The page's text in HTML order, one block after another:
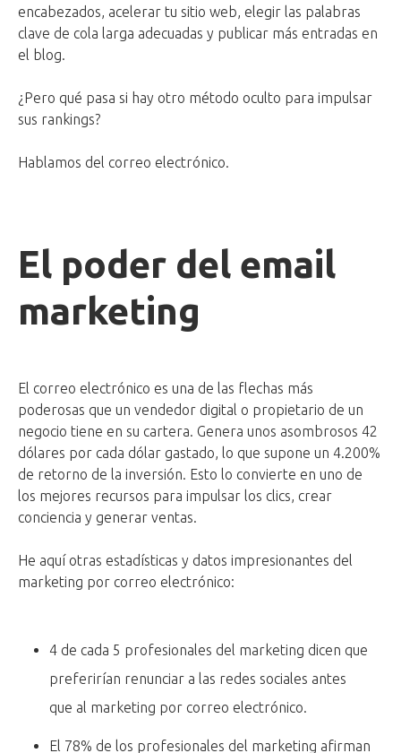
encabezados, acelerar tu sitio web, elegir las palabras
clave de cola larga adecuadas y publicar más entradas en
el blog.
¿Pero qué pasa si hay otro método oculto para impulsar
sus rankings?
Hablamos del correo electrónico.
El poder del email
marketing
El correo electrónico es una de las flechas más
poderosas que un vendedor digital o propietario de un
negocio tiene en su cartera. Genera unos asombrosos 42
dólares por cada dólar gastado, lo que supone un 4.200%
de retorno de la inversión. Esto lo convierte en uno de
los mejores recursos para impulsar los clics, crear
conciencia y generar ventas.
He aquí otras estadísticas y datos impresionantes del
marketing por correo electrónico:
4 de cada 5 profesionales del marketing dicen que
preferirían renunciar a las redes sociales antes
que al marketing por correo electrónico.
El 78% de los profesionales del marketing afirman